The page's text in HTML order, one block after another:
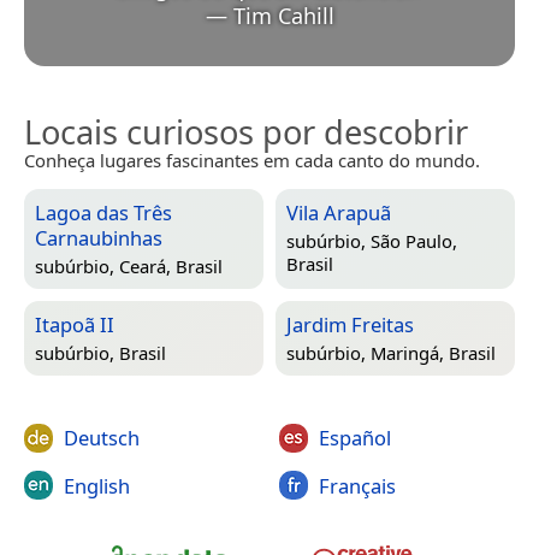
— Tim Cahill
Locais curiosos por descobrir
Conheça lugares fascinantes em cada canto do mundo.
Lagoa das Três
Carnaubinhas
subúrbio, Ceará, Brasil
Vila Arapuã
subúrbio, São Paulo,
Brasil
Itapoã II
subúrbio, Brasil
Jardim Freitas
subúrbio, Maringá, Brasil
Deutsch
English
Español
Français